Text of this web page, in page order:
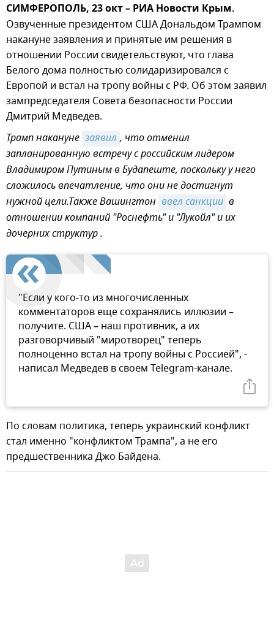
СИМФЕРОПОЛЬ, 23 окт – РИА Новости Крым.
Озвученные президентом США Дональдом Трампом
накануне заявления и принятые им решения в
отношении России свидетельствуют, что глава
Белого дома полностью солидаризировался с
Европой и встал на тропу войны с РФ. Об этом заявил
зампредседателя Совета безопасности России
Дмитрий Медведев.
Трамп накануне заявил , что отменил
запланированную встречу с российским лидером
Владимиром Путиным в Будапеште, поскольку у него
сложилось впечатление, что они не достигнут
нужной цели.Также Вашингтон ввел санкции в
отношении компаний "Роснефть" и "Лукойл" и их
дочерних структур .
"Если у кого-то из многочисленных
комментаторов еще сохранялись иллюзии –
получите. США – наш противник, а их
разговорчивый "миротворец" теперь
полноценно встал на тропу войны с Россией", -
написал Медведев в своем Telegram-канале.
По словам политика, теперь украинский конфликт
стал именно "конфликтом Трампа", а не его
предшественника Джо Байдена.